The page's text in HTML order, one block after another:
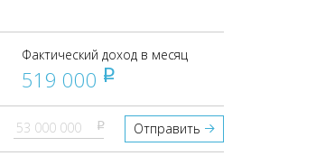
Фактический доход в месяц
519 000 pуб
pуб Отправить